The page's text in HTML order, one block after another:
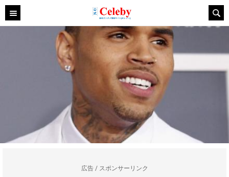
広告 / スポンサーリンク